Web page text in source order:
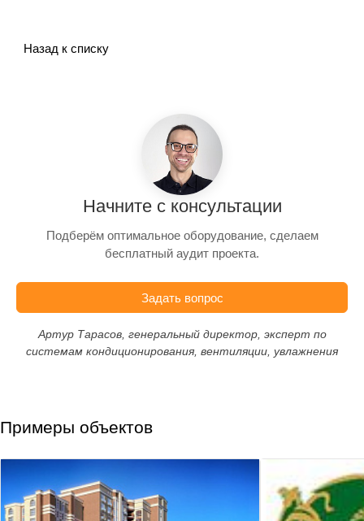
Назад к списку
Начните с консультации
Подберём оптимальное оборудование, сделаем
бесплатный аудит проекта.
Задать вопрос
Артур Тарасов, генеральный директор, эксперт по
системам кондиционирования, вентиляции, увлажнения
Примеры объектов